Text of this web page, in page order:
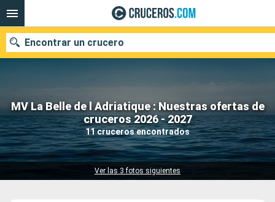
MV La Belle de l Adriatique : Nuestras ofertas de
cruceros 2026 - 2027
11 cruceros encontrados
Ver las 3 fotos siguientes
Encontrar un crucero
Nuestros destinos
Fecha de salida